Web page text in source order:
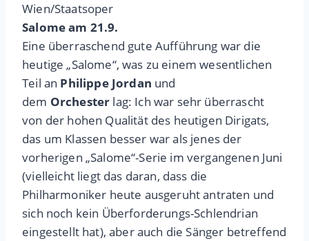
Wien/Staatsoper
Salome am 21.9.
Eine überraschend gute Aufführung war die
heutige „Salome“, was zu einem wesentlichen
Teil an Philippe Jordan und
dem Orchester lag: Ich war sehr überrascht
von der hohen Qualität des heutigen Dirigats,
das um Klassen besser war als jenes der
vorherigen „Salome“-Serie im vergangenen Juni
(vielleicht liegt das daran, dass die
Philharmoniker heute ausgeruht antraten und
sich noch kein Überforderungs-Schlendrian
eingestellt hat), aber auch die Sänger betreffend